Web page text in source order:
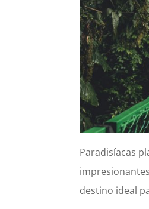
Paradisíacas
destino ideal